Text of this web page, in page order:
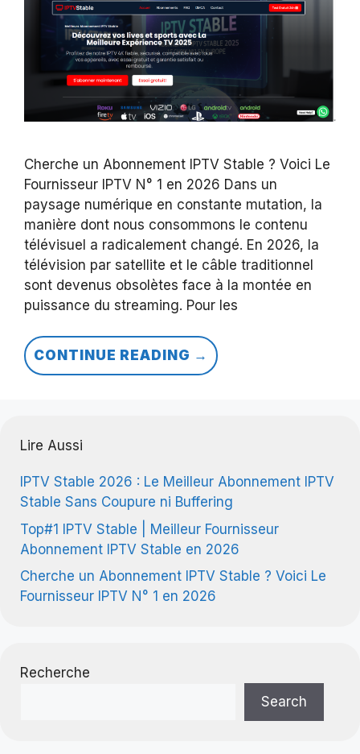
Cherche un Abonnement IPTV Stable ? Voici Le
Fournisseur IPTV N° 1 en 2026 Dans un
paysage numérique en constante mutation, la
manière dont nous consommons le contenu
télévisuel a radicalement changé. En 2026, la
télévision par satellite et le câble traditionnel
sont devenus obsolètes face à la montée en
puissance du streaming. Pour les
CONTINUE READING →
Lire Aussi
IPTV Stable 2026 : Le Meilleur Abonnement IPTV
Stable Sans Coupure ni Buffering
Top#1 IPTV Stable | Meilleur Fournisseur
Abonnement IPTV Stable en 2026
Cherche un Abonnement IPTV Stable ? Voici Le
Fournisseur IPTV N° 1 en 2026
Recherche
Search